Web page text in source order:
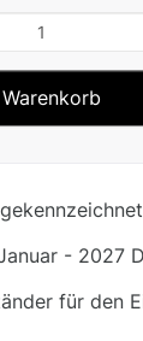
- 2027
für den